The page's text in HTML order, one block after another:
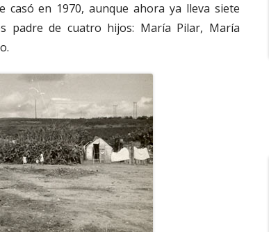
casó en 1970, aunque ahora ya lleva siete
padre de cuatro hijos: María Pilar, María